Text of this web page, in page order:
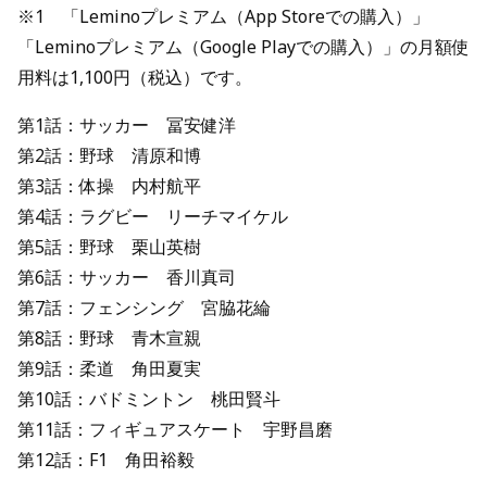
※1 「Leminoプレミアム（App Storeでの購入）」
「Leminoプレミアム（Google Playでの購入）」の月額使
用料は1,100円（税込）です。
第1話：サッカー 冨安健洋
第2話：野球 清原和博
第3話：体操 内村航平
第4話：ラグビー リーチマイケル
第5話：野球 栗山英樹
第6話：サッカー 香川真司
第7話：フェンシング 宮脇花綸
第8話：野球 青木宣親
第9話：柔道 角田夏実
第10話：バドミントン 桃田賢斗
第11話：フィギュアスケート 宇野昌磨
第12話：F1 角田裕毅